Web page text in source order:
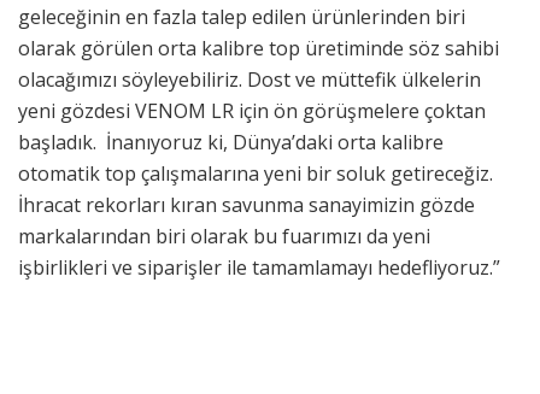
geleceğinin en fazla talep edilen ürünlerinden biri
olarak görülen orta kalibre top üretiminde söz sahibi
olacağımızı söyleyebiliriz. Dost ve müttefik ülkelerin
yeni gözdesi VENOM LR için ön görüşmelere çoktan
başladık. İnanıyoruz ki, Dünya’daki orta kalibre
otomatik top çalışmalarına yeni bir soluk getireceğiz.
İhracat rekorları kıran savunma sanayimizin gözde
markalarından biri olarak bu fuarımızı da yeni
işbirlikleri ve siparişler ile tamamlamayı hedefliyoruz.”